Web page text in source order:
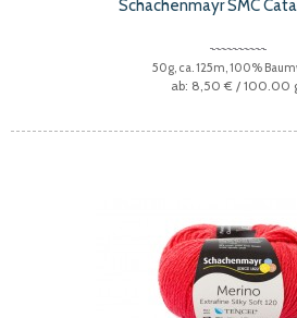
Schachenmayr SMC
50g, ca. 125m, 100%
8,50 € / 100.00